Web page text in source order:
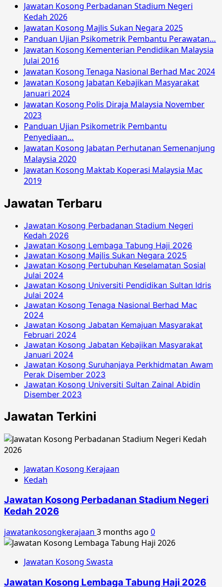
Jawatan Kosong Perbadanan Stadium Negeri
Kedah 2026
Jawatan Kosong Majlis Sukan Negara 2025
Panduan Ujian Psikometrik Pembantu Perawatan…
Jawatan Kosong Kementerian Pendidikan Malaysia
Julai 2016
Jawatan Kosong Tenaga Nasional Berhad Mac 2024
Jawatan Kosong Jabatan Kebajikan Masyarakat
Januari 2024
Jawatan Kosong Polis Diraja Malaysia November
2023
Panduan Ujian Psikometrik Pembantu
Penyediaan…
Jawatan Kosong Jabatan Perhutanan Semenanjung
Malaysia 2020
Jawatan Kosong Maktab Koperasi Malaysia Mac
2019
Jawatan Terbaru
Jawatan Kosong Perbadanan Stadium Negeri
Kedah 2026
Jawatan Kosong Lembaga Tabung Haji 2026
Jawatan Kosong Majlis Sukan Negara 2025
Jawatan Kosong Pertubuhan Keselamatan Sosial
Julai 2024
Jawatan Kosong Universiti Pendidikan Sultan Idris
Julai 2024
Jawatan Kosong Tenaga Nasional Berhad Mac
2024
Jawatan Kosong Jabatan Kemajuan Masyarakat
Februari 2024
Jawatan Kosong Jabatan Kebajikan Masyarakat
Januari 2024
Jawatan Kosong Suruhanjaya Perkhidmatan Awam
Perak Disember 2023
Jawatan Kosong Universiti Sultan Zainal Abidin
Disember 2023
Jawatan Terkini
Jawatan Kosong Kerajaan
Kedah
Jawatan Kosong Perbadanan Stadium Negeri
Kedah 2026
jawatankosongkerajaan 3 months ago 0
Jawatan Kosong Swasta
Jawatan Kosong Lembaga Tabung Haji 2026